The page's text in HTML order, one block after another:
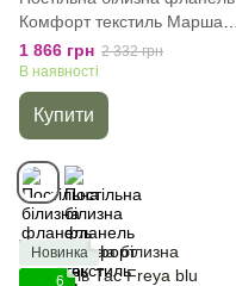
Комфорт текстиль Маршал,
Turkish flannel, Зелений,
50х70см (2шт), Полуторний,
145х215 см, 145х220 см
1 866 грн 2 332 грн
В наявності
Купити
Новинка
6